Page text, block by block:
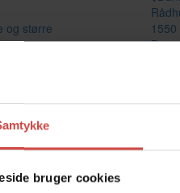
bruger cookies
og større